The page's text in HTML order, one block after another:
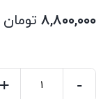
۸,۸۰۰,۰۰۰ تومان
-
+